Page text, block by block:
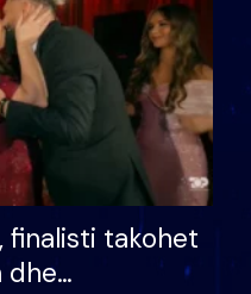
finalisti takohet
dhe